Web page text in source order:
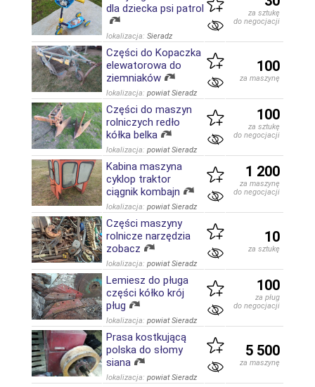
dla dziecka psi patrol
lokalizacja: Sieradz
za sztukę
do negocjacji
Części do Kopaczka
elewatorowa do
ziemniaków
lokalizacja: powiat Sieradz
100
za maszynę
Części do maszyn
rolniczych redło
kółka belka
lokalizacja: powiat Sieradz
100
za sztukę
do negocjacji
Kabina maszyna
cyklop traktor
ciągnik kombajn
lokalizacja: powiat Sieradz
1 200
za maszynę
do negocjacji
Części maszyny
rolnicze narzędzia
zobacz
lokalizacja: powiat Sieradz
10
za sztukę
Lemiesz do pługa
części kółko krój
pług
lokalizacja: powiat Sieradz
100
za pług
do negocjacji
Prasa kostkującą
polska do słomy
siana
lokalizacja: powiat Sieradz
5 500
za maszynę